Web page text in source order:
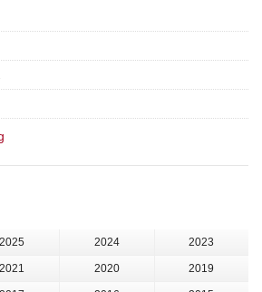
2025 2024 2023
2021 2020 2019